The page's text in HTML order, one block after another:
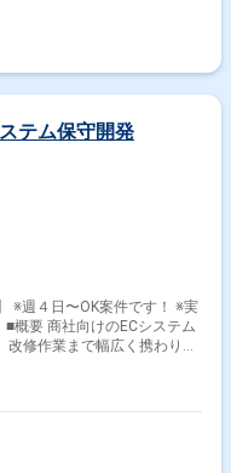
Gitフローを利用したチーム
テム保守開発
※週４日〜OK案件です！ ※実
修作業まで幅広く携わりま
開発 ・詳細設計および機能
緊急時に出社が必要となる